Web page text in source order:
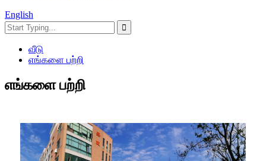
English
வீடு
எங்களை பற்றி
எங்களை பற்றி